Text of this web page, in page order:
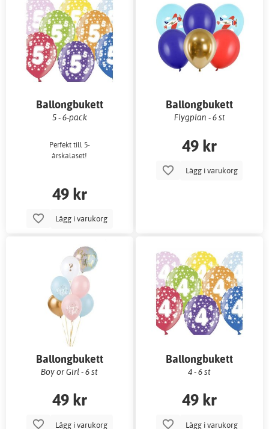
Ballongbukett
5 - 6-pack
Perfekt till 5-
årskalaset!
49 kr
Lägg i varukorg
Ballongbukett
Flygplan - 6 st
49 kr
Lägg i varukorg
Ballongbukett
Boy or Girl - 6 st
49 kr
Lägg i varukorg
Ballongbukett
4 - 6 st
49 kr
Lägg i varukorg